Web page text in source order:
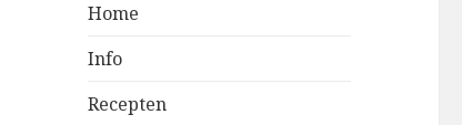
Home
Info
Recepten